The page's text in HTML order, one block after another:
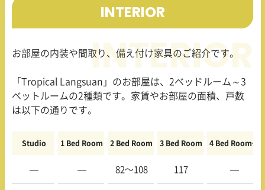
INTERIOR
お部屋の内装や間取り、備え付け家具のご紹介です。
「 Tropical Langsuan 」のお部屋は、 2ベッドルーム～ 3
ベットルームの2種類です。家賃やお部屋の面積、戸数
は以下の通りです。
Studio 1 Bed Room 2 Bed Room 3 Bed Room 4 Bed Room〜
— — 82〜108 117 —